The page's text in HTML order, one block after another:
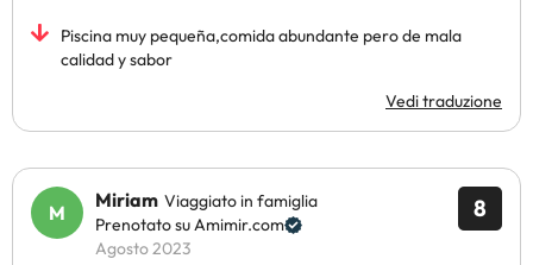
Piscina muy pequeña,comida abundante pero de mala
calidad y sabor
Vedi traduzione
8
Miriam Viaggiato in famiglia
Prenotato su Amimir.com
Agosto 2023